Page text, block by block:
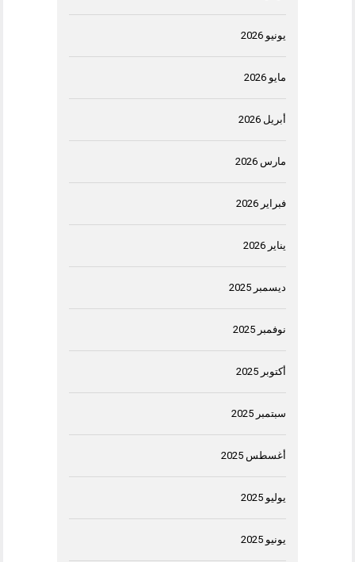
يونيو 2026
مايو 2026
أبريل 2026
مارس 2026
فبراير 2026
يناير 2026
ديسمبر 2025
نوفمبر 2025
أكتوبر 2025
سبتمبر 2025
أغسطس 2025
يوليو 2025
يونيو 2025